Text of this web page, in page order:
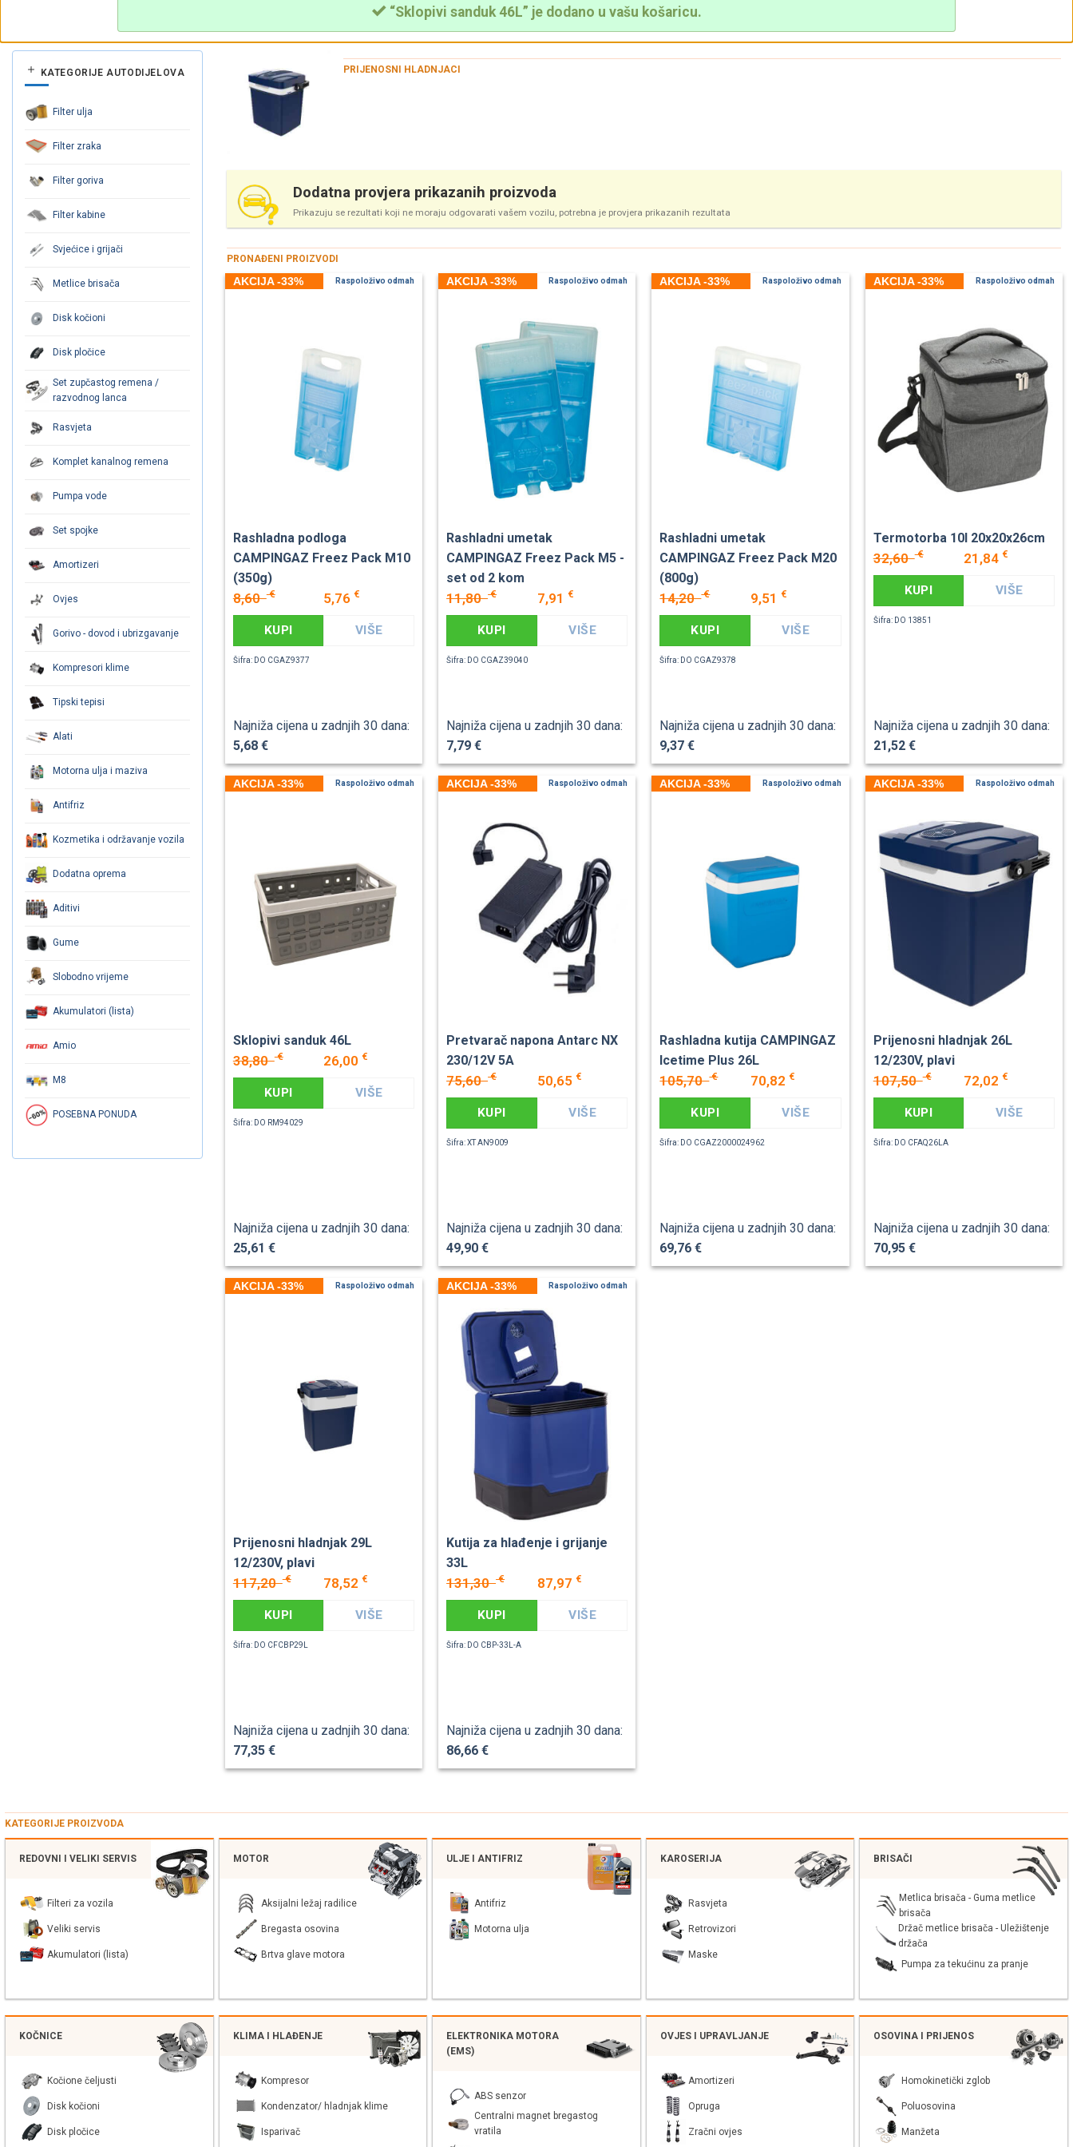
“Sklopivi sanduk 46L” je dodano u vašu košaricu.
KATEGORIJE AUTODIJELOVA
Filter ulja
Filter zraka
Filter goriva
Filter kabine
Svjećice i grijači
Metlice brisača
Disk kočioni
Disk pločice
Set zupčastog remena /
razvodnog lanca
Rasvjeta
Komplet kanalnog remena
Pumpa vode
Set spojke
Amortizeri
Ovjes
Gorivo - dovod i ubrizgavanje
Kompresori klime
Tipski tepisi
Alati
Motorna ulja i maziva
Antifriz
Kozmetika i održavanje vozila
Dodatna oprema
Aditivi
Gume
Slobodno vrijeme
Akumulatori (lista)
Amio
M8
POSEBNA PONUDA
PRIJENOSNI HLADNJACI
Dodatna provjera prikazanih proizvoda
Prikazuju se rezultati koji ne moraju odgovarati vašem vozilu, potrebna je provjera prikazanih rezultata
PRONAĐENI PROIZVODI
AKCIJA -33% Raspoloživo odmah
Rashladna podloga
CAMPINGAZ Freez Pack M10
(350g)
8,60€ 5,76 €
KUPI VIŠE
Šifra: DO CGAZ9377
Najniža cijena u zadnjih 30 dana:
5,68 €
AKCIJA -33% Raspoloživo odmah
Rashladni umetak
CAMPINGAZ Freez Pack M5 -
set od 2 kom
11,80€ 7,91 €
KUPI VIŠE
Šifra: DO CGAZ39040
Najniža cijena u zadnjih 30 dana:
7,79 €
AKCIJA -33% Raspoloživo odmah
Rashladni umetak
CAMPINGAZ Freez Pack M20
(800g)
14,20€ 9,51 €
KUPI VIŠE
Šifra: DO CGAZ9378
Najniža cijena u zadnjih 30 dana:
9,37 €
AKCIJA -33% Raspoloživo odmah
Termotorba 10l 20x20x26cm
32,60€ 21,84 €
KUPI VIŠE
Šifra: DO 13851
Najniža cijena u zadnjih 30 dana:
21,52 €
AKCIJA -33% Raspoloživo odmah
Sklopivi sanduk 46L
38,80€ 26,00 €
KUPI VIŠE
Šifra: DO RM94029
Najniža cijena u zadnjih 30 dana:
25,61 €
AKCIJA -33% Raspoloživo odmah
Pretvarač napona Antarc NX
230/12V 5A
75,60€ 50,65 €
KUPI VIŠE
Šifra: XT AN9009
Najniža cijena u zadnjih 30 dana:
49,90 €
AKCIJA -33% Raspoloživo odmah
Rashladna kutija CAMPINGAZ
Icetime Plus 26L
105,70€ 70,82 €
KUPI VIŠE
Šifra: DO CGAZ2000024962
Najniža cijena u zadnjih 30 dana:
69,76 €
AKCIJA -33% Raspoloživo odmah
Prijenosni hladnjak 26L
12/230V, plavi
107,50€ 72,02 €
KUPI VIŠE
Šifra: DO CFAQ26LA
Najniža cijena u zadnjih 30 dana:
70,95 €
AKCIJA -33% Raspoloživo odmah
Prijenosni hladnjak 29L
12/230V, plavi
117,20€ 78,52 €
KUPI VIŠE
Šifra: DO CFCBP29L
Najniža cijena u zadnjih 30 dana:
77,35 €
AKCIJA -33% Raspoloživo odmah
Kutija za hlađenje i grijanje
33L
131,30€ 87,97 €
KUPI VIŠE
Šifra: DO CBP-33L-A
Najniža cijena u zadnjih 30 dana:
86,66 €
KATEGORIJE PROIZVODA
REDOVNI I VELIKI SERVIS
Filteri za vozila
Veliki servis
Akumulatori (lista)
MOTOR
Aksijalni ležaj radilice
Bregasta osovina
Brtva glave motora
ULJE I ANTIFRIZ
Antifriz
Motorna ulja
KAROSERIJA
Rasvjeta
Retrovizori
Maske
BRISAČI
Metlica brisača - Guma metlice
brisača
Držač metlice brisača - Uležištenje
držača
Pumpa za tekućinu za pranje
KOČNICE
Kočione čeljusti
Disk kočioni
Disk pločice
KLIMA I HLAĐENJE
Kompresor
Kondenzator/ hladnjak klime
Isparivač
ELEKTRONIKA MOTORA
(EMS)
ABS senzor
Centralni magnet bregastog
vratila
OVJES I UPRAVLJANJE
Amortizeri
Opruga
Zračni ovjes
OSOVINA I PRIJENOS
Homokinetički zglob
Poluosovina
Manžeta